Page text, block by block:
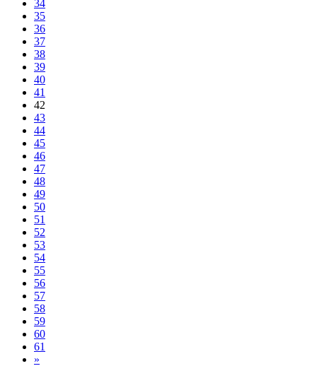
34
35
36
37
38
39
40
41
42
43
44
45
46
47
48
49
50
51
52
53
54
55
56
57
58
59
60
61
»